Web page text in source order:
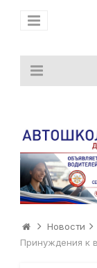
Новости
Принуждения к